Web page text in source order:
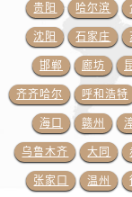
贵阳 哈尔滨
沈阳 石家庄
邯郸 廊坊
齐齐哈尔 呼和浩特
海口 赣州
乌鲁木齐 大同
张家口 温州